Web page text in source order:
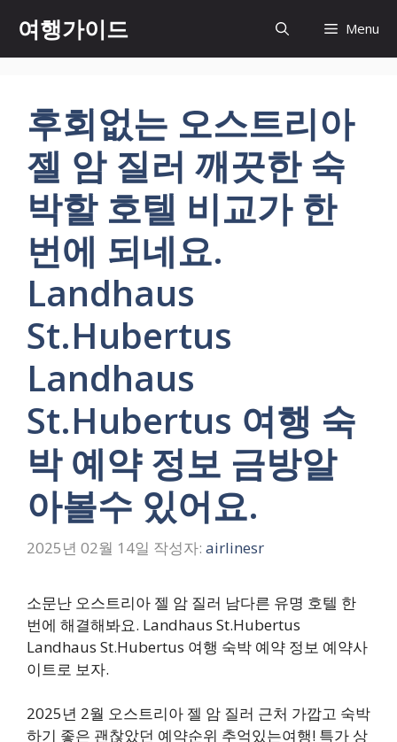
츠
여행가이드 Menu
후회없는 오스트리아
젤 암 질러 깨끗한 숙
박할 호텔 비교가 한
번에 되네요.
Landhaus
St.Hubertus
Landhaus
St.Hubertus 여행 숙
박 예약 정보 금방알
아볼수 있어요.
2025년 02월 14일 작성자: airlinesr
소문난 오스트리아 젤 암 질러 남다른 유명 호텔 한
번에 해결해봐요. Landhaus St.Hubertus
Landhaus St.Hubertus 여행 숙박 예약 정보 예약사
이트로 보자.
2025년 2월 오스트리아 젤 암 질러 근처 가깝고 숙박
하기 좋은 괜찮았던 예약순위 추억있는여행! 특가 상